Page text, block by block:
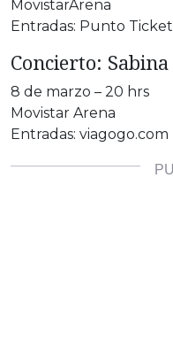
MovistarArena
Entradas: Punto Ticket
Concierto: Sabina
8 de marzo – 20 hrs
Movistar Arena
Entradas: viagogo.com